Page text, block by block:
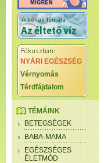
NYÁRI EGÉSZSÉG
Vérnyomás
Térdfájdalom
TÉMÁINK
BETEGSÉGEK
BABA-MAMA
EGÉSZSÉGES
ÉLETMÓD